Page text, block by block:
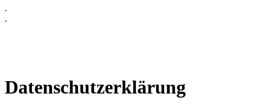
.
.
Datenschutzerklärung